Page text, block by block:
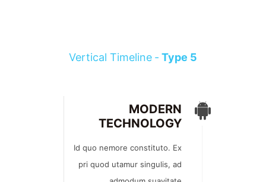
Vertical Timeline -Type 5
MODERN
TECHNOLOGY
Id quo nemore constituto. Ex
pri quod utamur singulis, ad